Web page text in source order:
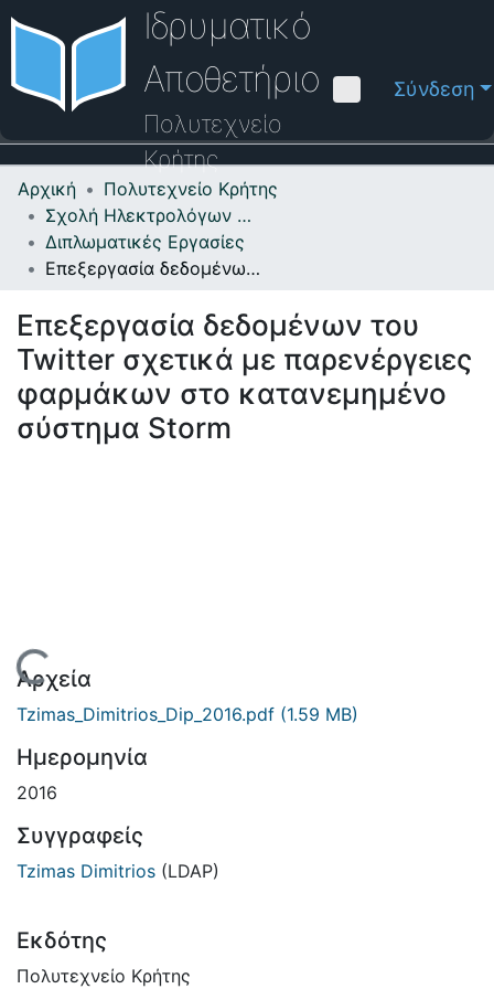
Ιδρυματικό
Αποθετήριο
Πολυτεχνείο
Κρήτης
Σύνδεση
Κοινότητες & Συλλογές
Πλοήγηση στο Αποθετήριο
Επικοινωνία
Οδηγός Βοήθειας
Αρχική
Πολυτεχνείο Κρήτης
Σχολή Ηλεκτρολόγων Μηχανικών και Μηχανικών Υπολογιστών
Διπλωματικές Εργασίες
Επεξεργασία δεδομένων του Twitter σχετικά με παρενέργειες φαρμάκων στο κατανεμημένο σύστημα Storm
Επεξεργασία δεδομένων του
Twitter σχετικά με παρενέργειες
φαρμάκων στο κατανεμημένο
σύστημα Storm
Φόρτωση...
Αρχεία
Tzimas_Dimitrios_Dip_2016.pdf (1.59 MB)
Ημερομηνία
2016
Συγγραφείς
Tzimas Dimitrios (LDAP)
Εκδότης
Πολυτεχνείο Κρήτης